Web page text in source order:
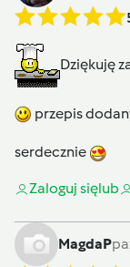
Dziękuję
przepis
serdecznie
Zaloguj sięlub
MagdaP